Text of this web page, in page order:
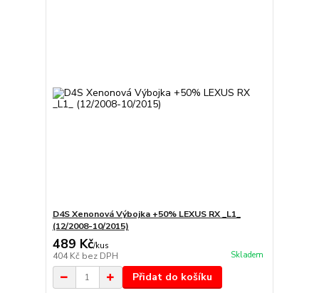
D4S Xenonová Výbojka +50% LEXUS RX _L1_
(12/2008-10/2015)
489 Kč/kus
404 Kč bez DPH Skladem
Přidat do košíku